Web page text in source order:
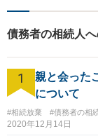
債務者の相続人
1
親と会った
について
#相続放棄 #債務者の相
2020年12月14日